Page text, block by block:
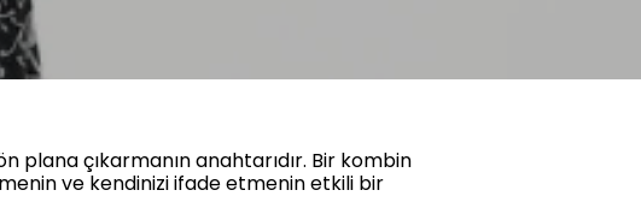
plana çıkarmanın anahtarıdır. Bir kombin
ve kendinizi ifade etmenin etkili bir